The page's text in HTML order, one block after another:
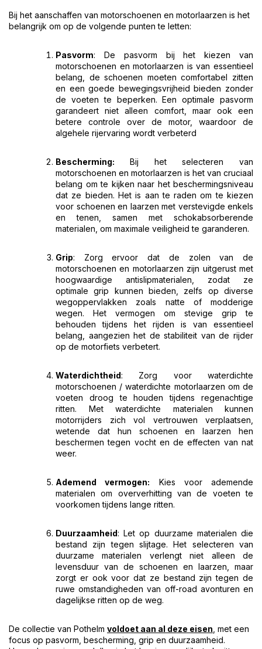
Bij het aanschaffen van motorschoenen en motorlaarzen is het
belangrijk om op de volgende punten te letten:
Pasvorm: De pasvorm bij het kiezen van
motorschoenen en motorlaarzen is van essentieel
belang, de schoenen moeten comfortabel zitten
en een goede bewegingsvrijheid bieden zonder
de voeten te beperken. Een optimale pasvorm
garandeert niet alleen comfort, maar ook een
betere controle over de motor, waardoor de
algehele rijervaring wordt verbeterd
Bescherming: Bij het selecteren van
motorschoenen en motorlaarzen is het van cruciaal
belang om te kijken naar het beschermingsniveau
dat ze bieden. Het is aan te raden om te kiezen
voor schoenen en laarzen met verstevigde enkels
en tenen, samen met schokabsorberende
materialen, om maximale veiligheid te garanderen.
Grip: Zorg ervoor dat de zolen van de
motorschoenen en motorlaarzen zijn uitgerust met
hoogwaardige antislipmaterialen, zodat ze
optimale grip kunnen bieden, zelfs op diverse
wegoppervlakken zoals natte of modderige
wegen. Het vermogen om stevige grip te
behouden tijdens het rijden is van essentieel
belang, aangezien het de stabiliteit van de rijder
op de motorfiets verbetert.
Waterdichtheid: Zorg voor waterdichte
motorschoenen / waterdichte motorlaarzen om de
voeten droog te houden tijdens regenachtige
ritten. Met waterdichte materialen kunnen
motorrijders zich vol vertrouwen verplaatsen,
wetende dat hun schoenen en laarzen hen
beschermen tegen vocht en de effecten van nat
weer.
Ademend vermogen: Kies voor ademende
materialen om oververhitting van de voeten te
voorkomen tijdens lange ritten.
Duurzaamheid: Let op duurzame materialen die
bestand zijn tegen slijtage. Het selecteren van
duurzame materialen verlengt niet alleen de
levensduur van de schoenen en laarzen, maar
zorgt er ook voor dat ze bestand zijn tegen de
ruwe omstandigheden van off-road avonturen en
dagelijkse ritten op de weg.
De collectie van Pothelm voldoet aan al deze eisen , met een
focus op pasvorm, bescherming, grip en duurzaamheid.